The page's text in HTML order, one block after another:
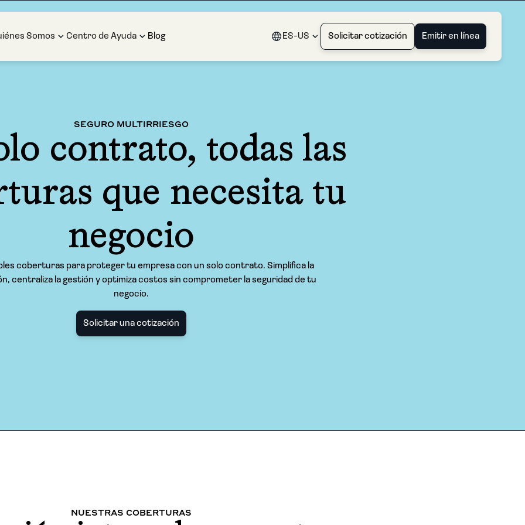
Somos Centro de Ayuda Blog ES-US Solicitar cotización Emitir en línea
SEGURO MULTIRRIESGO
contrato, todas las
que necesita tu
negocio
coberturas para proteger tu empresa con un solo contrato. Simplifica la
centraliza la gestión y optimiza costos sin comprometer la seguridad de tu
negocio.
Solicitar una cotización
NUESTRAS COBERTURAS